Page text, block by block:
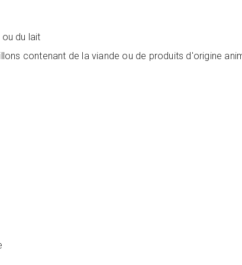
du lait
contenant de la viande ou de produits d'origine